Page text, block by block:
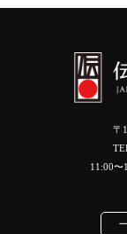
〒
11:00〜